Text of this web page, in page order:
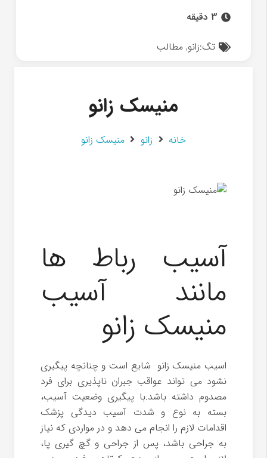
3 دقیقه
تگ:زانو,مطالب
منیسک زانو
خانه زانو منیسک زانو
آسیب رباط ها
مانند آسیب
منیسک زانو
اسیب منیسک زانو شایع است و چنانچه پیگیری
نشود می تواند عواقب جبران ناپذیری برای فرد
مصدوم داشته باشد.با پیگیری وضعیت آسیب،
بسته به نوع و شدت آسیب دیدگی پزشک
اقدامات لازم را انجام می دهد و در مواردی که نیاز
به جراحی باشد، پس از جراحی و گچ گیری پا،